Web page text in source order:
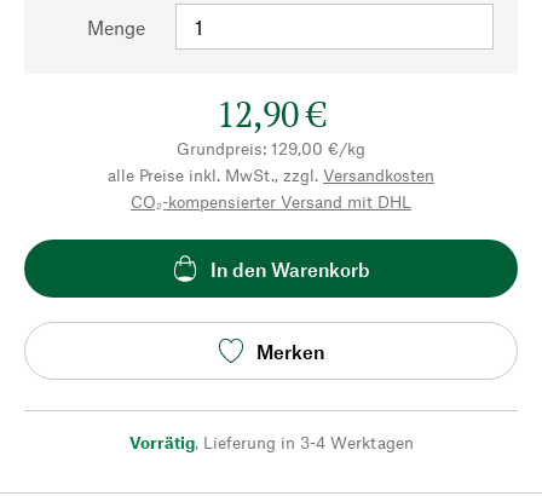
Menge
12,90 €
Grundpreis: 129,00 €/kg
alle Preise inkl. MwSt., zzgl. Versandkosten
CO₂-kompensierter Versand mit DHL
In den Warenkorb
Merken
Vorrätig, Lieferung in 3-4 Werktagen